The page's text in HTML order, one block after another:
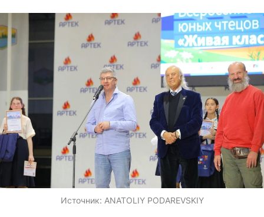
Источник: ANATOLIY PODAREVSKIY